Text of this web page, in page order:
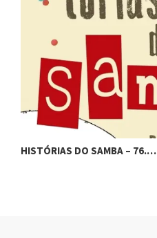
HISTÓRIAS DO SAMBA – 76.…